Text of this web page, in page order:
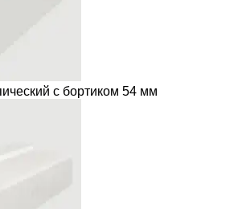
с бортиком 54 мм